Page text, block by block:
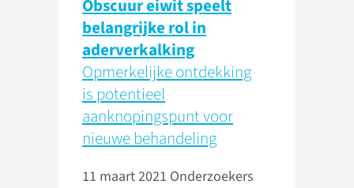
Obscuur eiwit speelt
belangrijke rol in
aderverkalking
Opmerkelijke ontdekking
is potentieel
aanknopingspunt voor
nieuwe behandeling
11 maart 2021 Onderzoekers